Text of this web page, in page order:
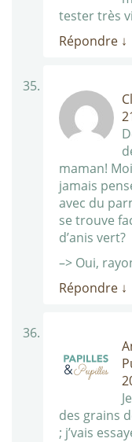
tester très
Répondre ↓
maman!
jamais
avec du
se trouve
d’anis vert?
–> Oui,
Répondre ↓
des grains
; j’vais